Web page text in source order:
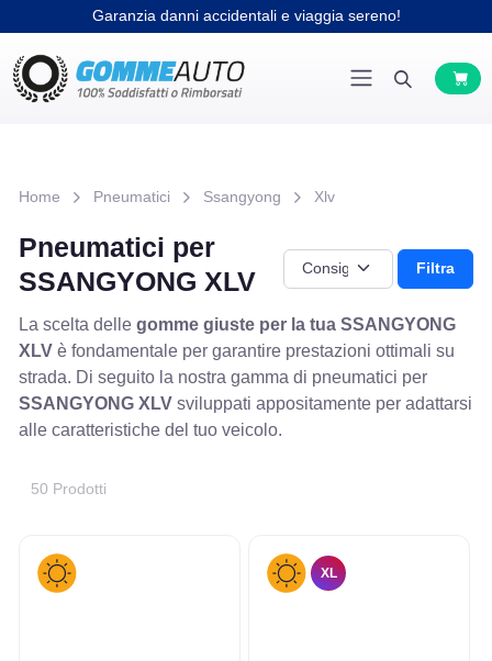
Garanzia danni accidentali e viaggia sereno!
Home Pneumatici Ssangyong Xlv
Pneumatici per
SSANGYONG XLV
Filtra
La scelta delle gomme giuste per la tua SSANGYONG
XLVè fondamentale per garantire prestazioni ottimali su
strada. Di seguito la nostra gamma di pneumatici per
SSANGYONG XLVsviluppati appositamente per adattarsi
alle caratteristiche del tuo veicolo.
50 Prodotti
XL